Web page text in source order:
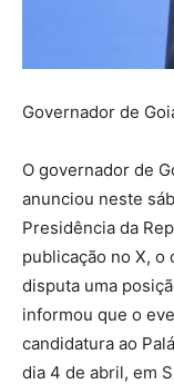
Governador de
O governador de
anunciou neste
Presidência da
publicação no X, o
disputa uma
informou que o
candidatura ao
dia 4 de abril, em